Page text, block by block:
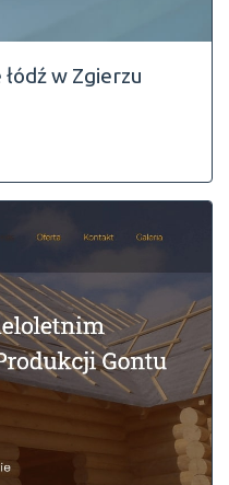
w Zgierzu